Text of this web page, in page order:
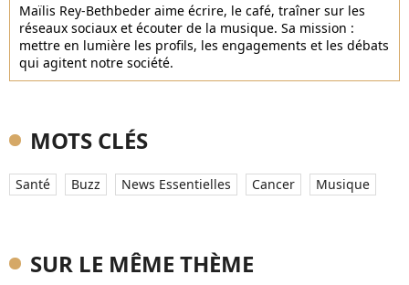
Maïlis Rey-Bethbeder aime écrire, le café, traîner sur les
réseaux sociaux et écouter de la musique. Sa mission :
mettre en lumière les profils, les engagements et les débats
qui agitent notre société.
MOTS CLÉS
Santé Buzz News Essentielles Cancer Musique
SUR LE MÊME THÈME